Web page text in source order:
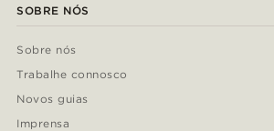
SOBRE NÓS
Sobre nós
Trabalhe connosco
Novos guias
Imprensa